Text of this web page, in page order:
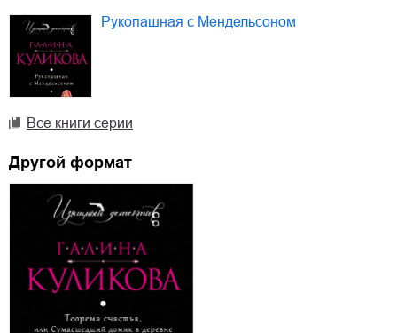
Рукопашная с Мендельсоном
Все книги серии
Другой формат